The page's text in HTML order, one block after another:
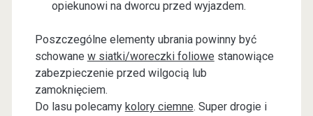
opiekunowi na dworcu przed wyjazdem.
Poszczególne elementy ubrania powinny być
schowane w siatki/woreczki foliowe stanowiące
zabezpieczenie przed wilgocią lub
zamoknięciem.
Do lasu polecamy kolory ciemne. Super drogie i